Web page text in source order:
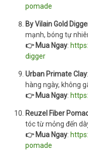
pomade
By Vilain Gold
mạnh, bóng tự
👉 Mua Ngay:
digger
Urban Primate Clay
hàng ngày, không
👉 Mua Ngay:
Reuzel Fiber
tóc từ mỏng đến
👉 Mua Ngay:
pomade